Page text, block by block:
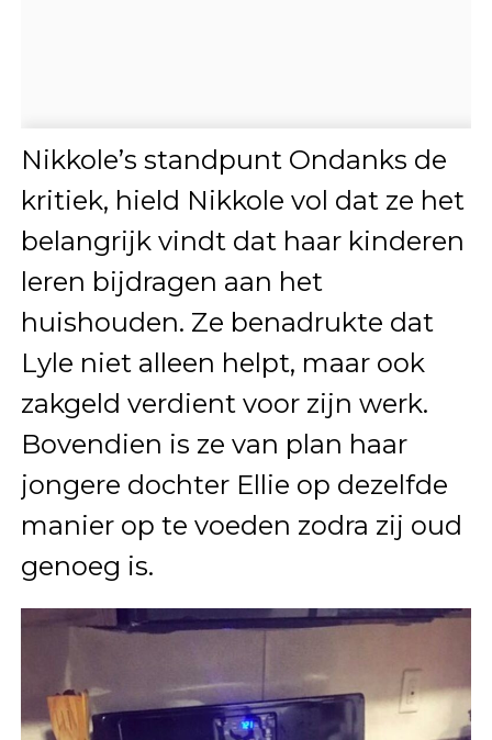
Nikkole’s standpunt Ondanks de
kritiek, hield Nikkole vol dat ze het
belangrijk vindt dat haar kinderen
leren bijdragen aan het
huishouden. Ze benadrukte dat
Lyle niet alleen helpt, maar ook
zakgeld verdient voor zijn werk.
Bovendien is ze van plan haar
jongere dochter Ellie op dezelfde
manier op te voeden zodra zij oud
genoeg is.